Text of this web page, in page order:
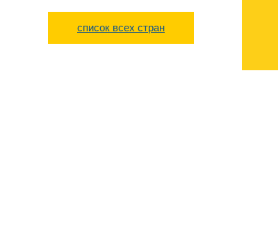
список всех стран